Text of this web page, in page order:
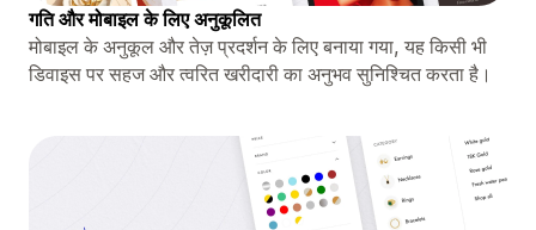
गति और मोबाइल के लिए अनुकूलित
मोबाइल के अनुकूल और तेज़ प्रदर्शन के लिए बनाया गया, यह किसी भी
डिवाइस पर सहज और त्वरित खरीदारी का अनुभव सुनिश्चित करता है।